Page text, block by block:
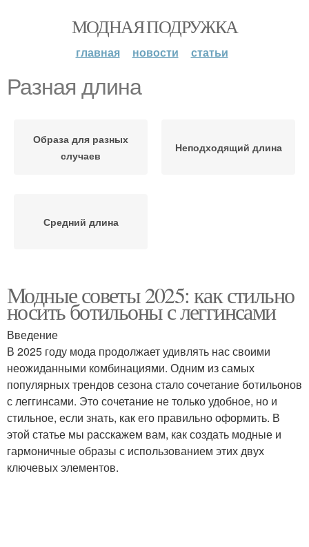
МОДНАЯ ПОДРУЖКА
главная новости статьи
Разная длина
Образа для разных
случаев
Неподходящий длина
Средний длина
Модные советы 2025: как стильно
носить ботильоны с леггинсами
Введение
В 2025 году мода продолжает удивлять нас своими
неожиданными комбинациями. Одним из самых
популярных трендов сезона стало сочетание ботильонов
с леггинсами. Это сочетание не только удобное, но и
стильное, если знать, как его правильно оформить. В
этой статье мы расскажем вам, как создать модные и
гармоничные образы с использованием этих двух
ключевых элементов.